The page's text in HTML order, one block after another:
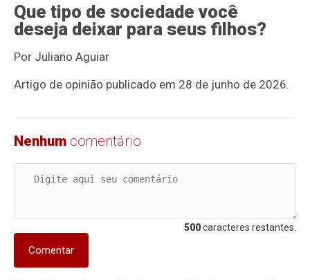
Que tipo de sociedade você
deseja deixar para seus filhos?
Por Juliano Aguiar
Artigo de opinião publicado em 28 de junho de 2026.
Nenhum comentário
500caracteres restantes.
Comentar